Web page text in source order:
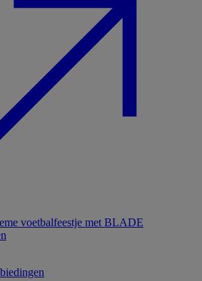
voetbalfeestje met BLADE